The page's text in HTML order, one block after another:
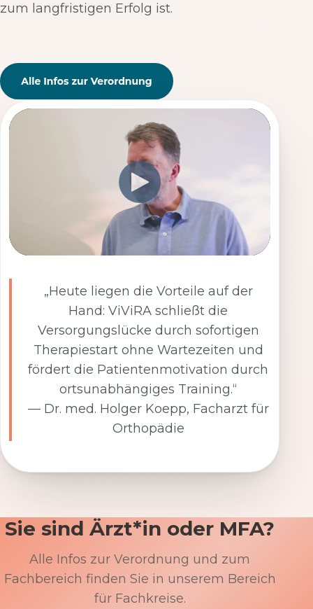
zum langfristigen Erfolg ist.
„Heute liegen die Vorteile auf der
Hand: ViViRA schließt die
Versorgungslücke durch sofortigen
Therapiestart ohne Wartezeiten und
fördert die Patientenmotivation durch
ortsunabhängiges Training.“
— Dr. med. Holger Koepp, Facharzt für
Orthopädie
Sie sind Ärzt*in oder MFA?
Alle Infos zur Verordnung und zum
Fachbereich finden Sie in unserem Bereich
für Fachkreise.